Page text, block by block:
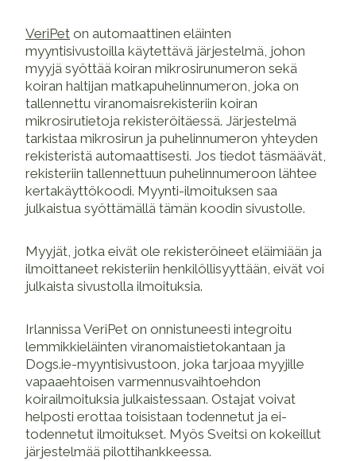
VeriPet on automaattinen eläinten
myyntisivustoilla käytettävä järjestelmä, johon
myyjä syöttää koiran mikrosirunumeron sekä
koiran haltijan matkapuhelinnumeron, joka on
tallennettu viranomaisrekisteriin koiran
mikrosirutietoja rekisteröitäessä. Järjestelmä
tarkistaa mikrosirun ja puhelinnumeron yhteyden
rekisteristä automaattisesti. Jos tiedot täsmäävät,
rekisteriin tallennettuun puhelinnumeroon lähtee
kertakäyttökoodi. Myynti-ilmoituksen saa
julkaistua syöttämällä tämän koodin sivustolle.
Myyjät, jotka eivät ole rekisteröineet eläimiään ja
ilmoittaneet rekisteriin henkilöllisyyttään, eivät voi
julkaista sivustolla ilmoituksia.
Irlannissa VeriPet on onnistuneesti integroitu
lemmikkieläinten viranomaistietokantaan ja
Dogs.ie-myyntisivustoon, joka tarjoaa myyjille
vapaaehtoisen varmennusvaihtoehdon
koirailmoituksia julkaistessaan. Ostajat voivat
helposti erottaa toisistaan todennetut ja ei-
todennetut ilmoitukset. Myös Sveitsi on kokeillut
järjestelmää pilottihankkeessa.